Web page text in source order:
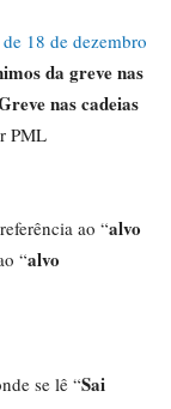
18 de dezembro
da greve nas
nas cadeias
PML
ao “alvo
“alvo
se lê “Sai